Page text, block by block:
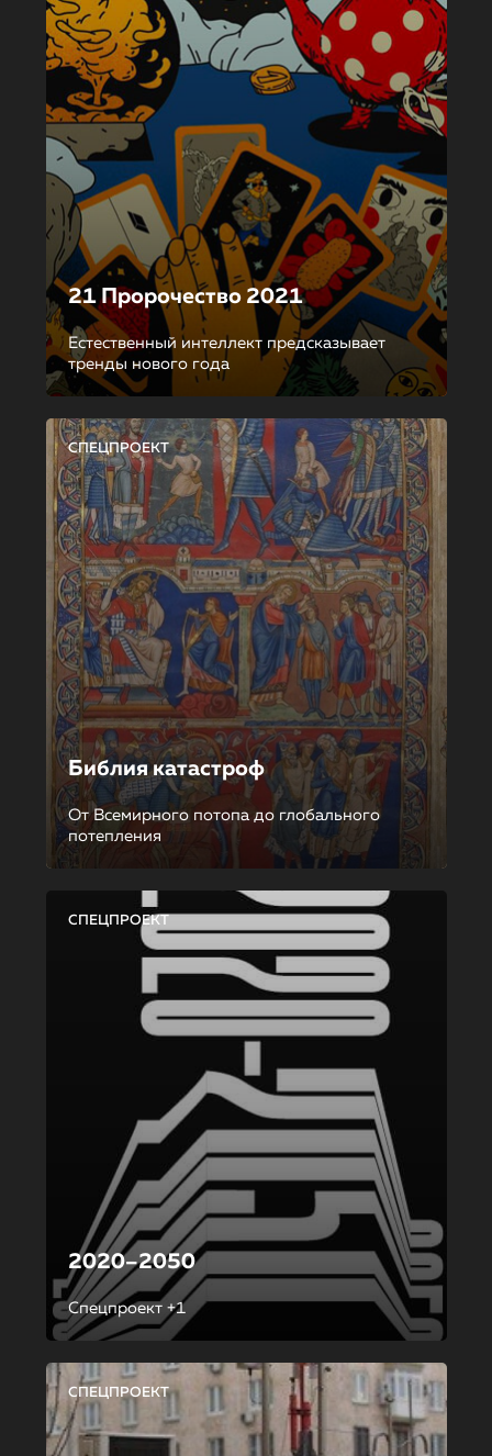
21 Пророчество 2021
Естественный интеллект предсказывает
тренды нового года
СПЕЦПРОЕКТ
Библия катастроф
От Всемирного потопа до глобального
потепления
СПЕЦПРОЕКТ
2020–2050
Спецпроект +1
СПЕЦПРОЕКТ